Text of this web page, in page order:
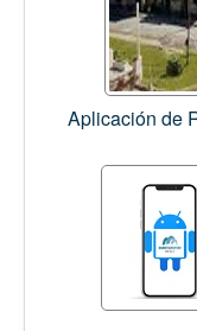
Aplicación de